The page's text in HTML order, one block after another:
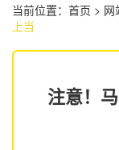
当前位置： 首页 > 网
上当
注意！